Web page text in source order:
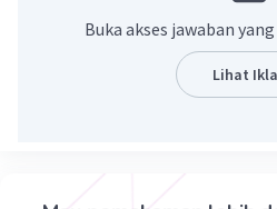
Buka akses jawaban
Lihat